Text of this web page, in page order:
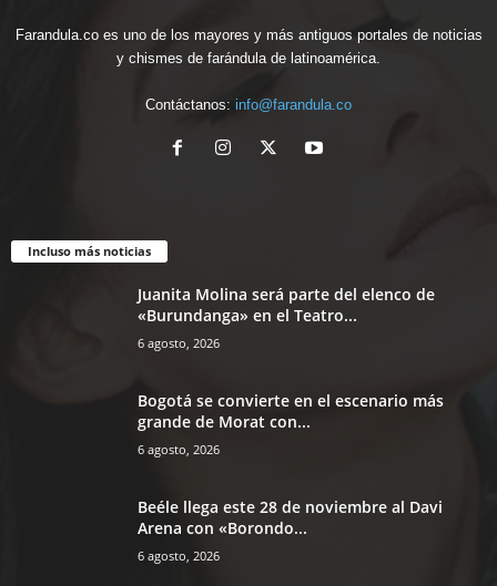
Farandula.co es uno de los mayores y más antiguos portales de noticias
y chismes de farándula de latinoamérica.
Contáctanos: info@farandula.co
Incluso más noticias
Juanita Molina será parte del elenco de
«Burundanga» en el Teatro...
6 agosto, 2026
Bogotá se convierte en el escenario más
grande de Morat con...
6 agosto, 2026
Beéle llega este 28 de noviembre al Davi
Arena con «Borondo...
6 agosto, 2026